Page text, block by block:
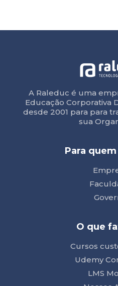
A Raleduc é uma
Educação Corporativa
desde 2001 para para
sua
Para
O que
Cursos
Udemy
LMS